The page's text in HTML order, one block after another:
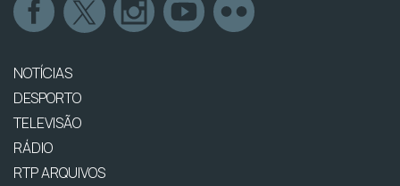
NOTÍCIAS
DESPORTO
TELEVISÃO
RÁDIO
RTP ARQUIVOS